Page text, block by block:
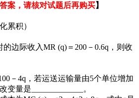
案，请核对试题后再购买】
累积）
边际收入MR (q)＝200－0.6q，则收
－4q，若运送运输量由5个单位增加
量是_____________。